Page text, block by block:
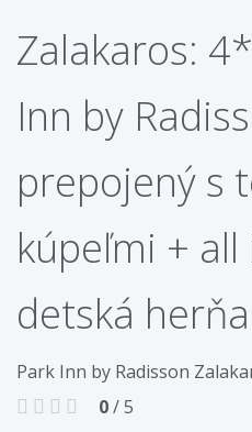
Zalakaros:
Inn by
prepojený s
kúpeľmi + all
detská herňa
Park Inn by Radisson
0/ 5